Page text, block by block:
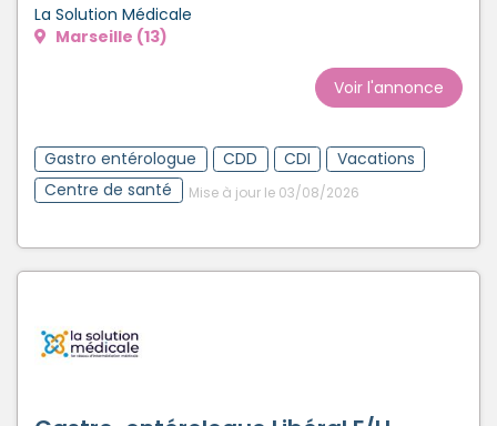
La Solution Médicale
Marseille (13)
Voir l'annonce
Gastro entérologue CDD CDI
Vacations
Centre de santé
Mise à jour le 03/08/2026